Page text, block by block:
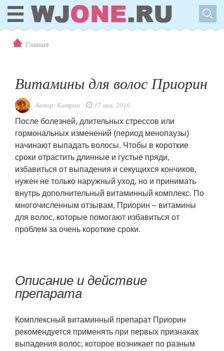
Главная
Витамины для волос Приорин
Автор: Катрин 17 мая, 2016
После болезней, длительных стрессов или
гормональных изменений (период менопаузы)
начинают выпадать волосы. Чтобы в короткие
сроки отрастить длинные и густые пряди,
избавиться от выпадения и секущихся кончиков,
нужен не только наружный уход, но и принимать
внутрь дополнительный витаминный комплекс. По
многочисленным отзывам, Приорин – витамины
для волос, которые помогают избавиться от
проблем за очень короткие сроки.
Описание и действие
препарата
Комплексный витаминный препарат Приорин
рекомендуется применять при первых признаках
выпадения волос, которое возникает по разным